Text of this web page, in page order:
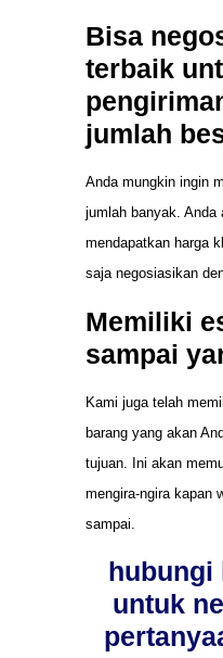
Bisa
terbaik
jumlah
Anda mungkin ingin
jumlah banyak. Anda
mendapatkan harga
saja negosiasikan
Memiliki
sampai
Kami juga telah
barang yang akan
tujuan. Ini akan
mengira-ngira kapan
sampai.
hubungi
untuk